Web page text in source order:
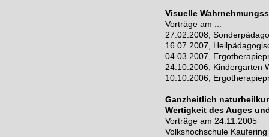
Visuelle
Vorträge am ...
27.02.2008,
16.07.2007,
04.03.2007,
24.10.2006, Kindergarten
10.10.2006,
Ganzheitlich
Wertigkeit des Auges
Vorträge am 24.11.2005
Volkshochschule Kaufering